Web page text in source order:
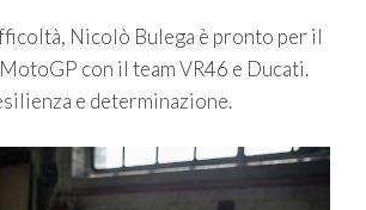
Nicolò Bulega è pronto per il
con il team VR46 e Ducati.
e determinazione.